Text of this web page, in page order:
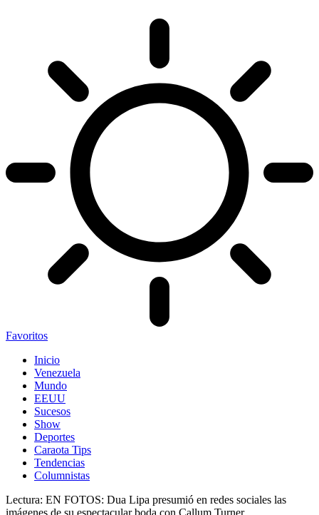
Favoritos
Inicio
Venezuela
Mundo
EEUU
Sucesos
Show
Deportes
Caraota Tips
Tendencias
Columnistas
Lectura: EN FOTOS: Dua Lipa presumió en redes sociales las
imágenes de su espectacular boda con Callum Turner